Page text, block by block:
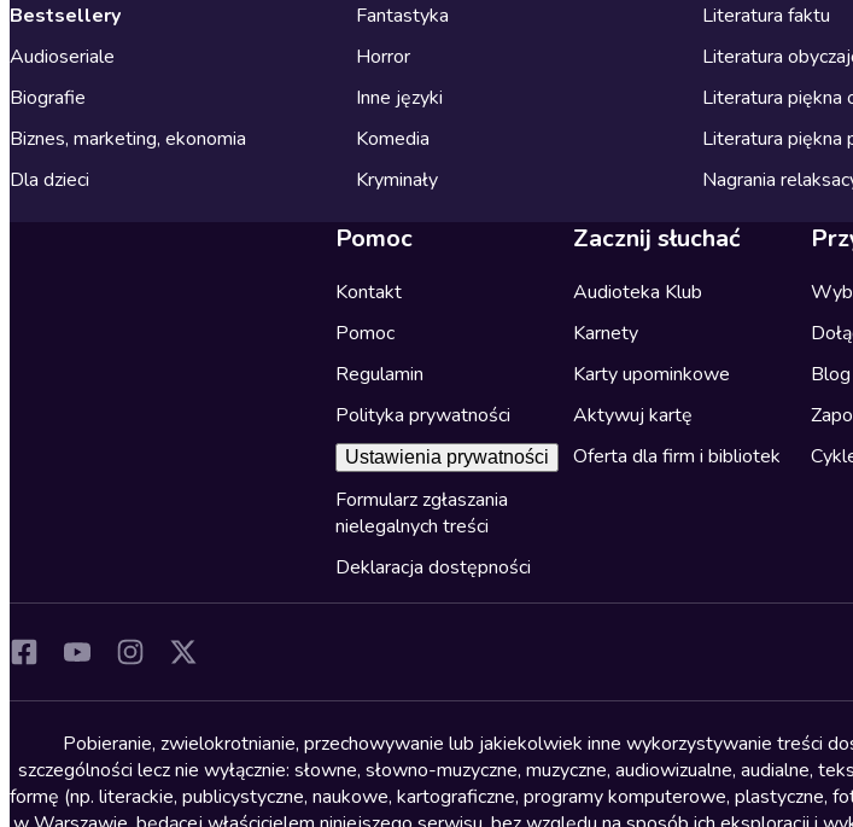
Bestsellery
Audioseriale
Biografie
Biznes, marketing, ekonomia
Dla dzieci
Fantastyka
Horror
Inne języki
Komedia
Kryminały
Literatura faktu
Literatura
Literatura piękna
Literatura piękna
Nagrania
Pomoc
Kontakt
Pomoc
Regulamin
Polityka prywatności
Ustawienia prywatności
Formularz zgłaszania
nielegalnych treści
Deklaracja dostępności
Zacznij słuchać
Audioteka Klub
Karnety
Karty upominkowe
Aktywuj kartę
Oferta dla firm i bibliotek
Blog
Pobieranie, zwielokrotnianie, przechowywanie lub jakiekolwiek inne wykorzystywanie treści
szczególności lecz nie wyłącznie: słowne, słowno-muzyczne, muzyczne, audiowizualne, audialne,
formę (np. literackie, publicystyczne, naukowe, kartograficzne, programy komputerowe, plastyczne,